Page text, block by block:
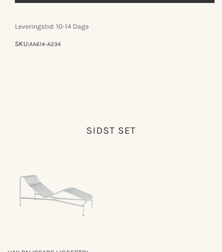
liggestol
liggestol
Leveringstid: 10-14 Dage
SKU:AA614-A234
SIDST SET